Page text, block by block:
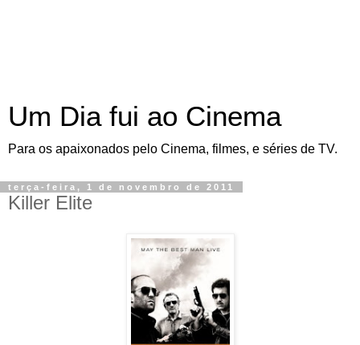
Um Dia fui ao Cinema
Para os apaixonados pelo Cinema, filmes, e séries de TV.
terça-feira, 1 de novembro de 2011
Killer Elite